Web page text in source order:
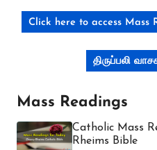
Click here to access Mass
திருப்பலி
Mass Readings
Catholic Mass
Rheims Bible